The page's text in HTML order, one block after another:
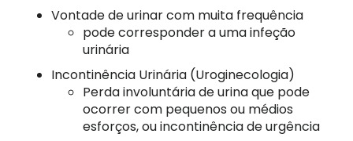
Vontade de urinar com muita frequência
pode corresponder a uma infeção
urinária
Incontinência Urinária (Uroginecologia)
Perda involuntária de urina que pode
ocorrer com pequenos ou médios
esforços, ou incontinência de urgência